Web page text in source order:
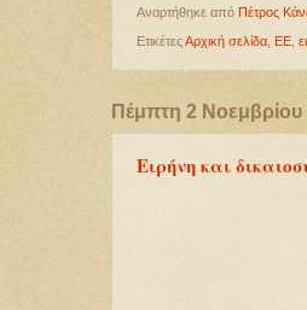
Αναρτήθηκε από Πέτρος
ΕτικέτεςΑρχική σελίδα, ΕΕ,
Πέμπτη 2 Νοεμβρίου
Ειρήνη και